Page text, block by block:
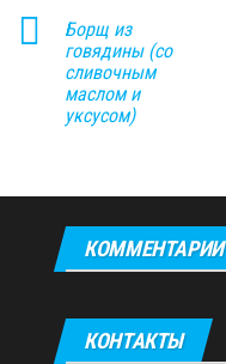
Борщ из
говядины (со
сливочным
маслом и
уксусом)
КОММЕНТАРИИ
КОНТАКТЫ